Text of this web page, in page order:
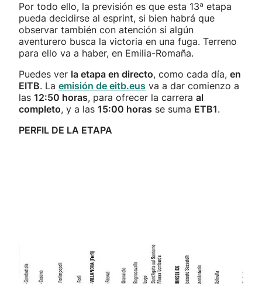
Por todo ello, la previsión es que esta 13ª etapa
pueda decidirse al esprint, si bien habrá que
observar también con atención si algún
aventurero busca la victoria en una fuga. Terreno
para ello va a haber, en Emilia-Romaña.
Puedes ver la etapa en directo, como cada día, en
EITB. La emisión de eitb.eus va a dar comienzo a
las 12:50 horas, para ofrecer la carrera al
completo, y a las 15:00 horas se suma ETB1.
PERFIL DE LA ETAPA